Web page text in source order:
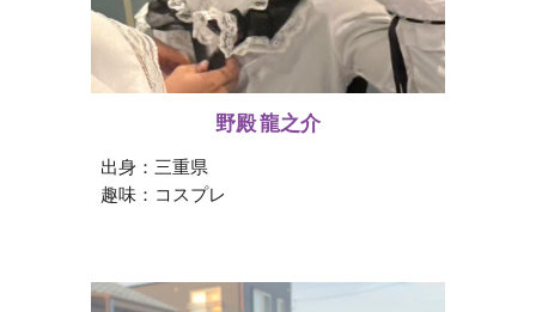
野殿 龍之介
出身： 三重県
趣味： コスプレ